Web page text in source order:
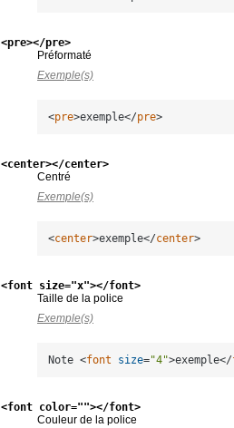
<pre></pre>
Préformaté
Exemple(s)
<pre>exemple</pre>
<center></center>
Centré
Exemple(s)
<center>exemple</center>
<font size="x"></font>
Taille de la police
Exemple(s)
Note <font size="4">exemple</
<font color=""></font>
Couleur de la police